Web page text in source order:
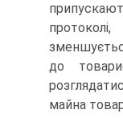
до
майна